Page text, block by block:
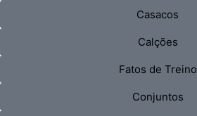
Casacos
Calções
Fatos de Treino
Conjuntos